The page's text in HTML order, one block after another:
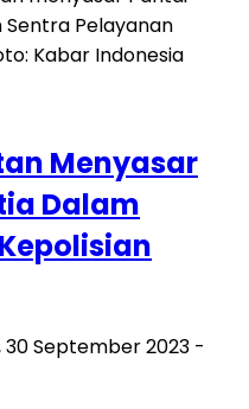
Menyasar
Dalam
30 September 2023 -